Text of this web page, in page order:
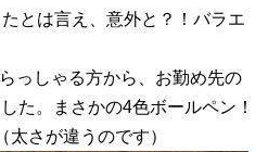
とは言え、意外と？！バラエ
っしゃる方から、お勤め先の
た。まさかの4色ボールペン！
さが違うのです）